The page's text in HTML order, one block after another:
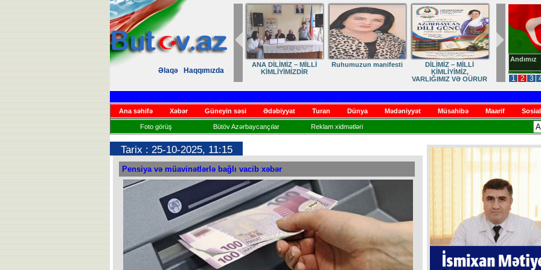
Əlaqə
Haqqımızda
1 2 3
Andımız
ANA DİLİMİZ – MİLLİ
KİMLİYİMİZDİR
Ruhumuzun manifesti
DİLİMİZ – MİLLİ
KİMLİYİMİZ,
VARLIĞIMIZ VƏ QÜRUR
Ana səhifə Xəbər Güneyin səsi Ədəbiyyat Turan Dünya Mədəniyyət Müsahibə Maarif
Foto görüş Bütöv Azərbaycançılar Reklam xidmətləri
Tarix : 25-10-2025, 11:15
Pensiya və müavinətlərlə bağlı vacib xəbər